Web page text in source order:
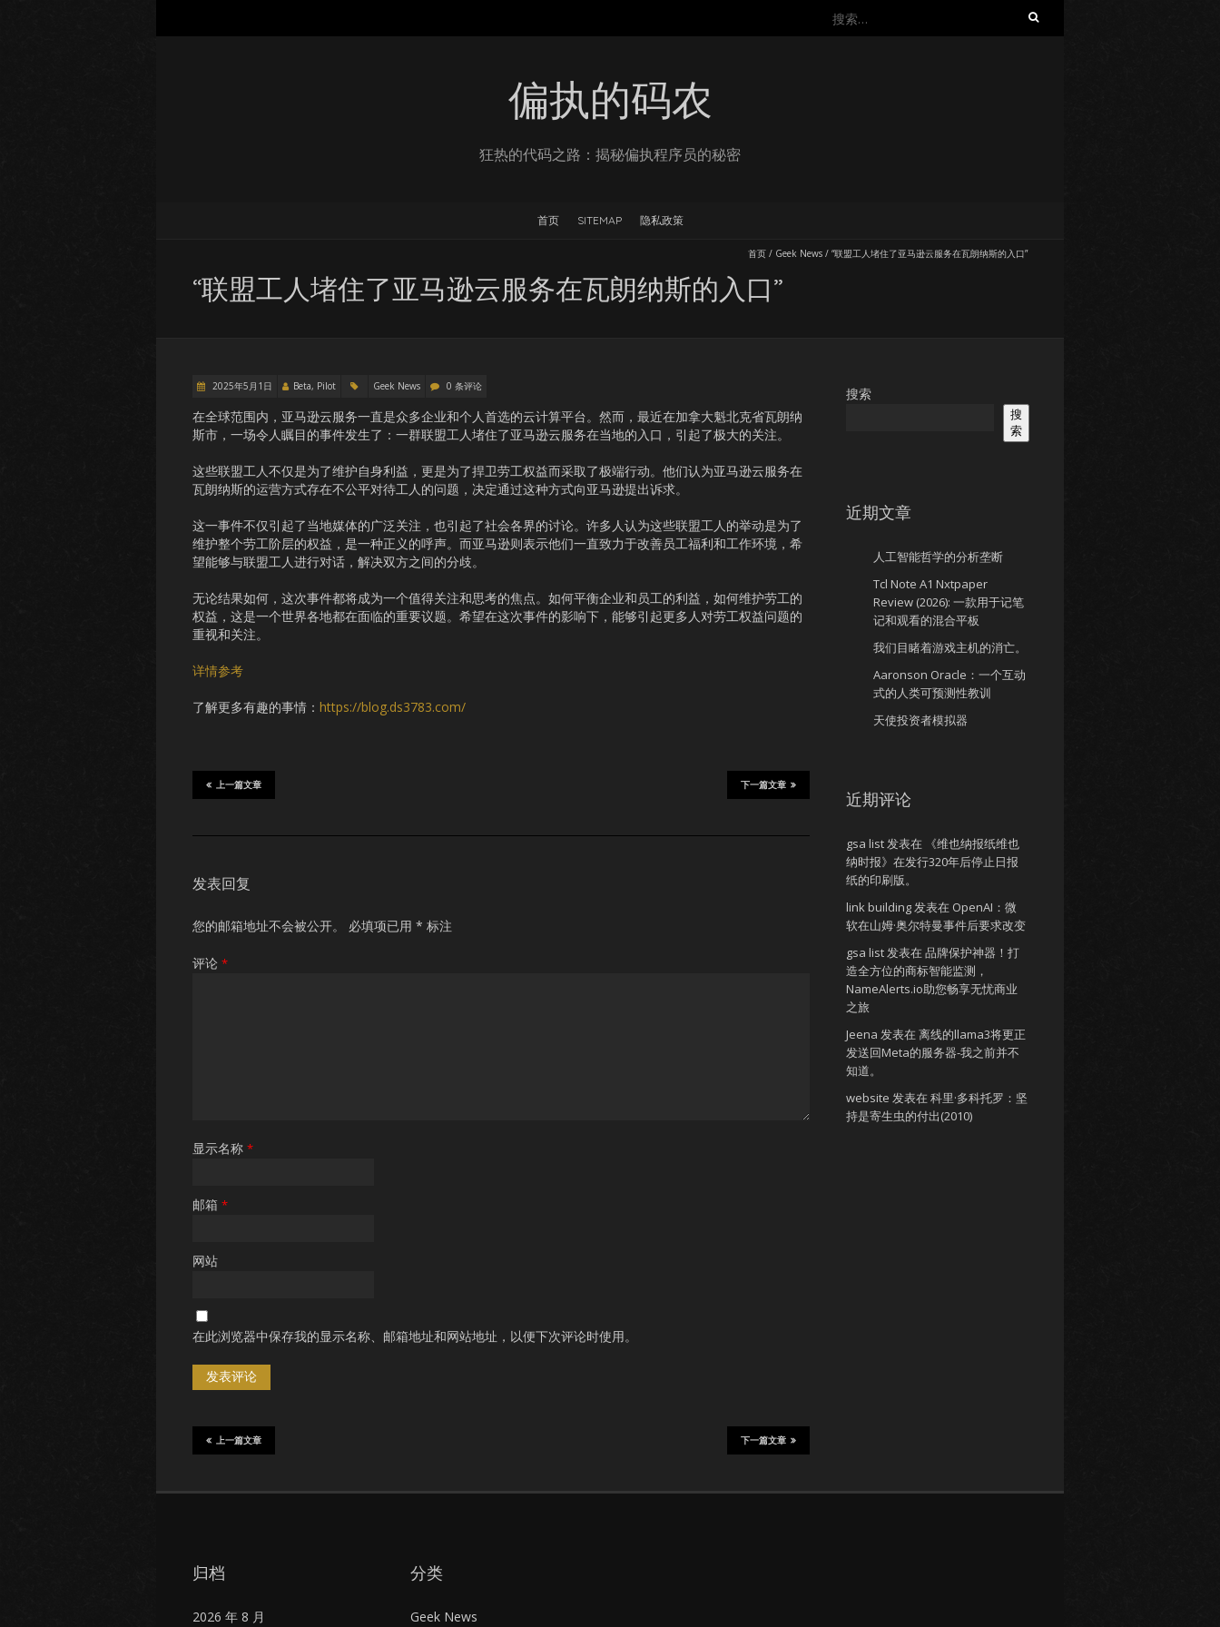
搜
偏执的码农
狂热的代码之路：揭秘偏执程序员的秘密
首页 SITEMAP 隐私政策
首页 / Geek News / “联盟工人堵住了亚马逊云服务在瓦朗纳斯的入口”
“联盟工人堵住了亚马逊云服务在瓦朗纳斯的入口”
2025年5月1日 Beta, Pilot Geek News 0 条评论
在全球范围内，亚马逊云服务一直是众多企业和个人首选的云计算平台。然而，最近在加拿大魁北克省瓦朗纳
斯市，一场令人瞩目的事件发生了：一群联盟工人堵住了亚马逊云服务在当地的入口，引起了极大的关注。
这些联盟工人不仅是为了维护自身利益，更是为了捍卫劳工权益而采取了极端行动。他们认为亚马逊云服务在
瓦朗纳斯的运营方式存在不公平对待工人的问题，决定通过这种方式向亚马逊提出诉求。
这一事件不仅引起了当地媒体的广泛关注，也引起了社会各界的讨论。许多人认为这些联盟工人的举动是为了
维护整个劳工阶层的权益，是一种正义的呼声。而亚马逊则表示他们一直致力于改善员工福利和工作环境，希
望能够与联盟工人进行对话，解决双方之间的分歧。
无论结果如何，这次事件都将成为一个值得关注和思考的焦点。如何平衡企业和员工的利益，如何维护劳工的
权益，这是一个世界各地都在面临的重要议题。希望在这次事件的影响下，能够引起更多人对劳工权益问题的
重视和关注。
详情参考
了解更多有趣的事情： https://blog.ds3783.com/
下一篇文章
上一篇文章
发表回复
您的邮箱地址不会被公开。 必填项已用 * 标注
评论 *
显示名称 *
邮箱 *
网站
在此浏览器中保存我的显示名称、邮箱地址和网站地址，以便下次评论时使用。
下一篇文章
上一篇文章
搜索
搜
索
近期文章
人工智能哲学的分析垄断
Tcl Note A1 Nxtpaper
Review (2026): 一款用于记笔
记和观看的混合平板
我们目睹着游戏主机的消亡。
Aaronson Oracle：一个互动
式的人类可预测性教训
天使投资者模拟器
近期评论
gsa list发表在
《维也纳报纸维也
纳时报》在发行320年后停止日报
纸的印刷版。
link building发表在 OpenAI：微
软在山姆·奥尔特曼事件后要求改变
gsa list发表在 品牌保护神器！打
造全方位的商标智能监测，
NameAlerts.io助您畅享无忧商业
之旅
Jeena 发表在 离线的llama3将更正
发送回Meta的服务器-我之前并不
知道。
website 发表在 科里·多科托罗：坚
持是寄生虫的付出(2010)
归档
2026 年 8 月
分类
Geek News